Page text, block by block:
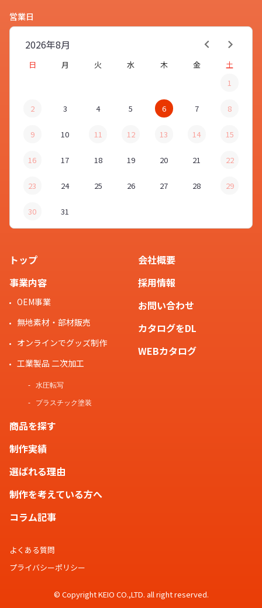
営業日
8月
2026年
日 月 火 水 木 金
土
1
2 3 4 5 6 7 8
9 10 11 12 13 14 15
16 17 18 19 20 21 22
23 24 25 26 27 28 29
30 31
トップ
事業内容
OEM事業
無地素材・部材販売
オンラインでグッズ制作
工業製品 二次加工
水圧転写
プラスチック塗装
商品を探す
制作実績
選ばれる理由
制作を考えている方へ
コラム記事
会社概要
採用情報
お問い合わせ
カタログをDL
WEBカタログ
よくある質問
プライバシーポリシー
© Copyright KEIO CO.,LTD. all right reserved.